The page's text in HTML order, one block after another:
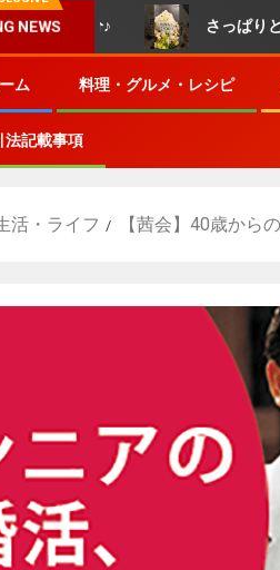
NEWS
♪ さっぱりと食べられ
ム 料理・グルメ・レシピ
法記載事項
活・ライフ 【茜会】40歳から